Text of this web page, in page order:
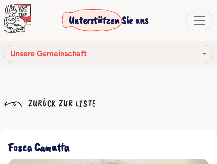
Unterstützen Sie uns
Unsere Gemeinschaft
Unsere Geschichte
ZURÜCK ZUR LISTE
Fosca Camatta